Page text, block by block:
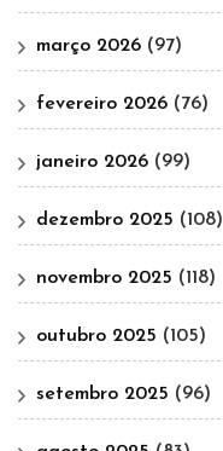
março 2026 (97)
fevereiro 2026 (76)
janeiro 2026 (99)
dezembro 2025 (108)
novembro 2025 (118)
outubro 2025 (105)
setembro 2025 (96)